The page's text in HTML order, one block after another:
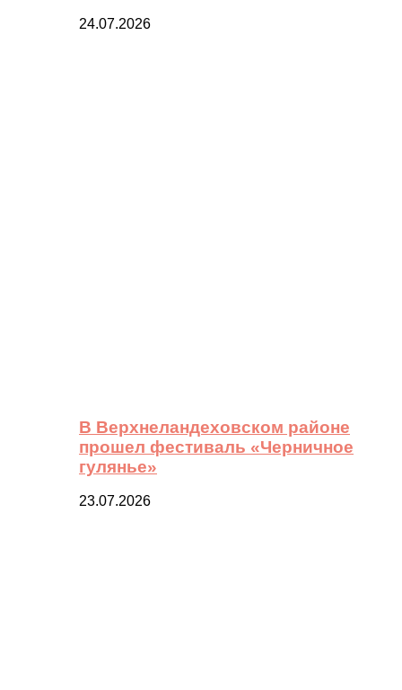
24.07.2026
В Верхнеландеховском районе
прошел фестиваль «Черничное
гулянье»
23.07.2026